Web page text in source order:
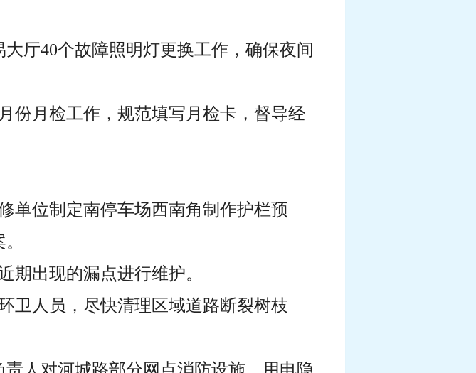
厅40个故障照明灯更换工作，确保夜间
份月检工作，规范填写月检卡，督导经
单位制定南停车场西南角制作护栏预
期出现的漏点进行维护。
卫人员，尽快清理区域道路断裂树枝